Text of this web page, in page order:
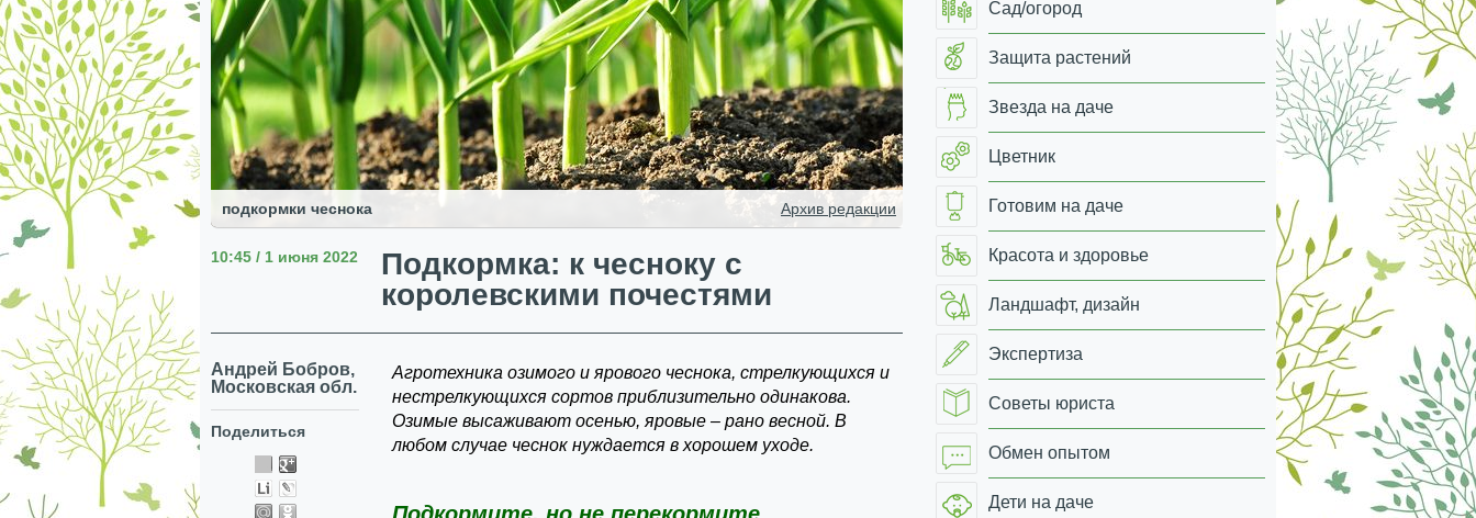
Архив редакции
подкормки чеснока
10:45 / 1 июня 2022
Подкормка: к чесноку с
королевскими почестями
Андрей Бобров,
Московская обл.
Поделиться
Агротехника озимого и ярового чеснока, стрелкующихся и
нестрелкующихся сортов приблизительно одинакова.
Озимые высаживают осенью, яровые – рано весной. В
любом случае чеснок нуждается в хорошем уходе.
Сад/огород
Защита растений
Звезда на даче
Цветник
Готовим на даче
Красота и здоровье
Ландшафт, дизайн
Экспертиза
Советы юриста
Обмен опытом
Дети на даче